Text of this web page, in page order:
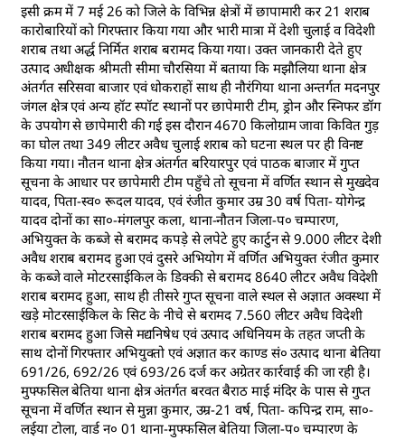
इसी क्रम में 7 मई 26 को जिले के विभिन्न क्षेत्रों में छापामारी कर 21 शराब
कारोबारियों को गिरफ्तार किया गया और भारी मात्रा में देशी चुलाई व विदेशी
शराब तथा अर्द्ध निर्मित शराब बरामद किया गया। उक्त जानकारी देते हुए
उत्पाद अधीक्षक श्रीमती सीमा चौरसिया में बताया कि मझौलिया थाना क्षेत्र
अंतर्गत सरिसवा बाजार एवं धोकराहों साथ ही नौरंगिया थाना अन्तर्गत मदनपुर
जंगल क्षेत्र एवं अन्य हॉट स्पॉट स्थानों पर छापेमारी टीम, ड्रोन और स्निफर डॉग
के उपयोग से छापेमारी की गई इस दौरान 4670 किलोग्राम जावा किवित गुड़
का घोल तथा 349 लीटर अवैध चुलाई शराब को घटना स्थल पर ही विनष्ट
किया गया। नौतन थाना क्षेत्र अंतर्गत बरियारपुर एवं पाठक बाजार में गुप्त
सूचना के आधार पर छापेमारी टीम पहुँचे तो सूचना में वर्णित स्थान से मुखदेव
यादव, पिता-स्व० रूदल यादव, एवं रंजीत कुमार उम्र 30 वर्ष पिता- योगेन्द्र
यादव दोनों का सा०-मंगलपुर कला, थाना-नौतन जिला-प० चम्पारण,
अभियुक्त के कब्जे से बरामद कपड़े से लपेटे हुए कार्टुन से 9.000 लीटर देशी
अवैध शराब बरामद हुआ एवं दुसरे अभियोग में वर्णित अभियुक्त रंजीत कुमार
के कब्जे वाले मोटरसाईकिल के डिक्की से बरामद 8640 लीटर अवैध विदेशी
शराब बरामद हुआ, साथ ही तीसरे गुप्त सूचना वाले स्थल से अज्ञात अवस्था में
खड़े मोटरसाईकिल के सिट के नीचे से बरामद 7.560 लीटर अवैध विदेशी
शराब बरामद हुआ जिसे मद्यनिषेध एवं उत्पाद अधिनियम के तहत जप्ती के
साथ दोनों गिरफ्तार अभियुक्तो एवं अज्ञात कर काण्ड सं० उत्पाद थाना बेतिया
691/26, 692/26 एवं 693/26 दर्ज कर अग्रेतर कार्रवाई की जा रही है।
मुफ्फसिल बेतिया थाना क्षेत्र अंतर्गत बरवत बैराठ माई मंदिर के पास से गुप्त
सूचना में वर्णित स्थान से मुन्ना कुमार, उम्र-21 वर्ष, पिता- कपिन्द्र राम, सा०-
लईया टोला, वार्ड न० 01 थाना-मुफ्फसिल बेतिया जिला-प० चम्पारण के